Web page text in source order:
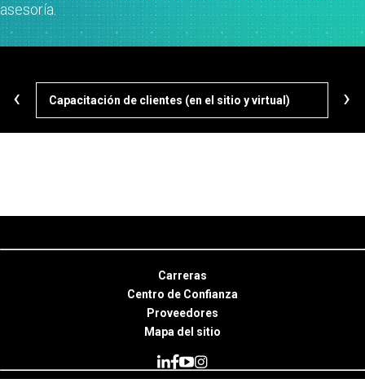
asesoría.
Capacitación de clientes (en el sitio y virtual)
‹ ›
Carreras
Centro de Confianza
Proveedores
Mapa del sitio